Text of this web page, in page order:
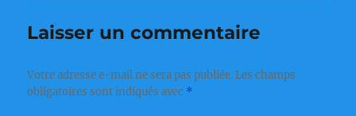
Laisser un commentaire
Votre adresse e-mail ne sera pas publiée. Les champs
obligatoires sont indiqués avec *